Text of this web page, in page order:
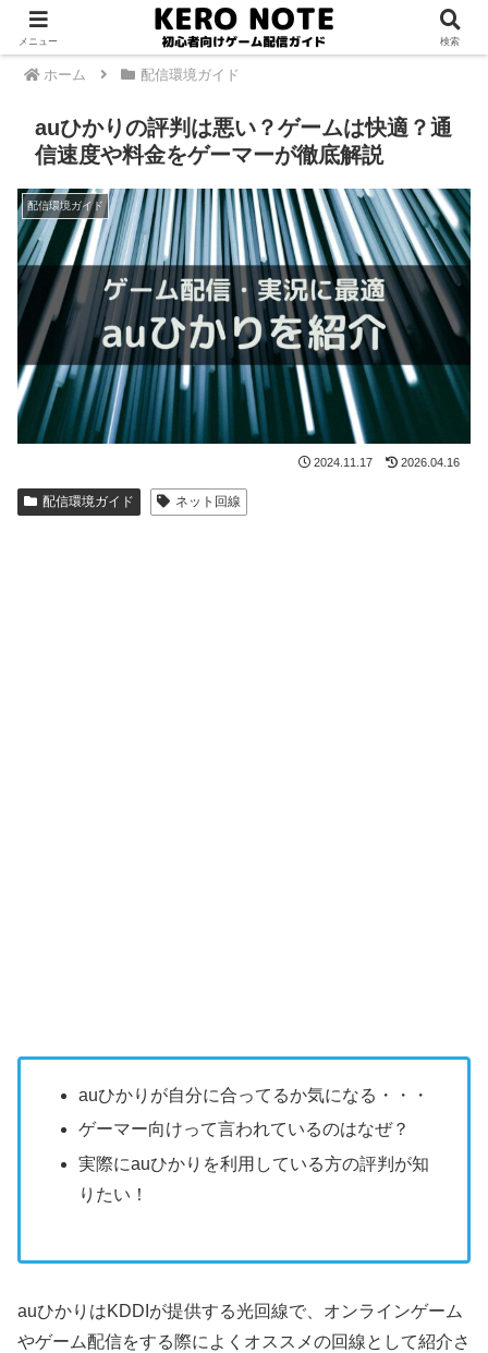
PR
ホーム 配信環境ガイド
auひかりの評判は悪い？ゲームは快適？通
信速度や料金をゲーマーが徹底解説
配信環境ガイド
2024.11.17 2026.04.16
配信環境ガイド ネット回線
auひかりが自分に合ってるか気になる・・・
ゲーマー向けって言われているのはなぜ？
実際にauひかりを利用している方の評判が知
りたい！
auひかりはKDDIが提供する光回線で、オンラインゲーム
やゲーム配信をする際によくオススメの回線として紹介さ
メニュー 検索